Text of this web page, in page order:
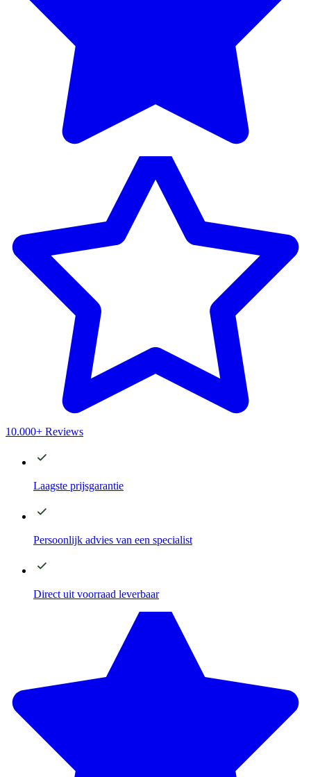
10.000+ Reviews
Laagste prijsgarantie
Persoonlijk advies van een specialist
Direct uit voorraad leverbaar